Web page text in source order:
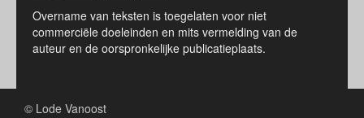
Overname van teksten is toegelaten voor niet
commerciële doeleinden en mits vermelding van de
auteur en de oorspronkelijke publicatieplaats.
© Lode Vanoost